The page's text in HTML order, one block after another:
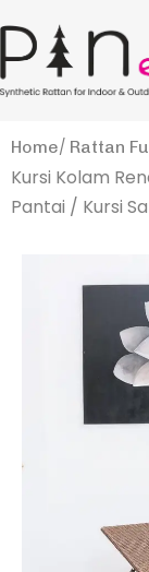
Home Rattan
Kursi Kolam
Pantai / Kursi